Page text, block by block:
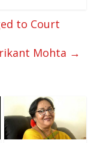
to Court
Mohta →